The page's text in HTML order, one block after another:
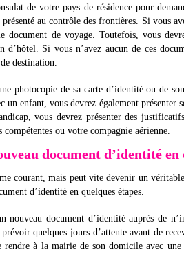
de votre pays de résidence pour
au contrôle des frontières. Si vous
document de voyage. Toutefois, vous
Si vous n’avez aucun de ces
destination.
photocopie de sa carte d’identité ou de
un enfant, vous devrez également
vous devrez présenter des
compétentes ou votre compagnie aérienne.
document d’identité en
courant, mais peut vite devenir un
d’identité en quelques étapes.
nouveau document d’identité auprès de
quelques jours d’attente avant de
à la mairie de son domicile avec